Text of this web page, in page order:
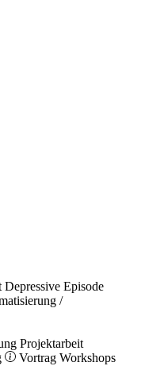
Depressive Episode
/
Projektarbeit
Vortrag Workshops